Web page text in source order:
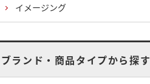
イメージング
ブランド・商品タイプから探す